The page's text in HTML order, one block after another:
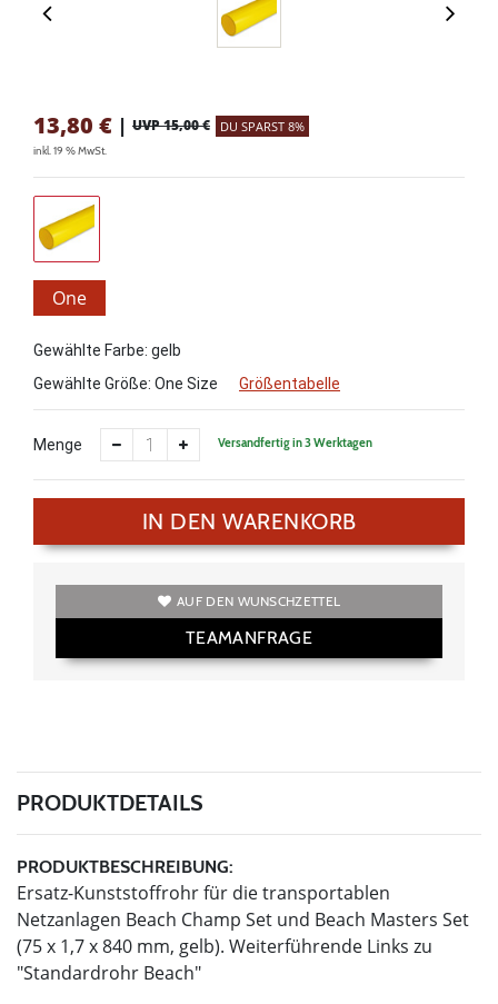
13,80 € | UVP 15,00 € DU SPARST 8%
inkl. 19 % MwSt.
One
Gewählte Farbe: gelb
Gewählte Größe: One Size Größentabelle
Menge Versandfertig in 3 Werktagen
IN DEN WARENKORB
AUF DEN WUNSCHZETTEL
TEAMANFRAGE
PRODUKTDETAILS
PRODUKTBESCHREIBUNG:
Ersatz-Kunststoffrohr für die transportablen
Netzanlagen Beach Champ Set und Beach Masters Set
(75 x 1,7 x 840 mm, gelb). Weiterführende Links zu
"Standardrohr Beach"